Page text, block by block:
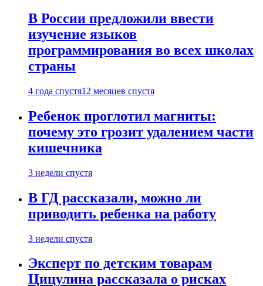
В России предложили ввести
изучение языков
программирования во всех школах
страны
4 года спустя12 месяцев спустя
Ребенок проглотил магниты:
почему это грозит удалением части
кишечника
3 недели спустя
В ГД рассказали, можно ли
приводить ребенка на работу
3 недели спустя
Эксперт по детским товарам
Цицулина рассказала о рисках